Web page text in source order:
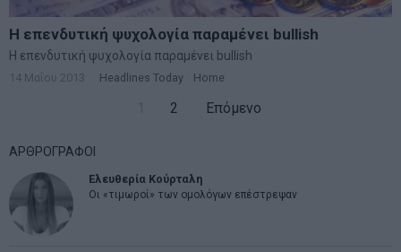
Η επενδυτική ψυχολογία παραμένει bullish
Η επενδυτική ψυχολογία παραμένει bullish
14 Μαΐου 2013 Headlines Today Home
2 Επόμενο
ΑΡΘΡΟΓΡΑΦΟΙ
Ελευθερία Κούρταλη
Οι «τιμωροί» των ομολόγων επέστρεψαν